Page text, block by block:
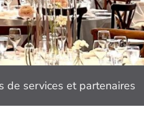
de services et partenaires